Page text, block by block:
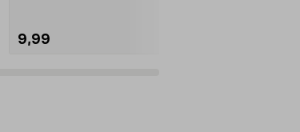
9,99